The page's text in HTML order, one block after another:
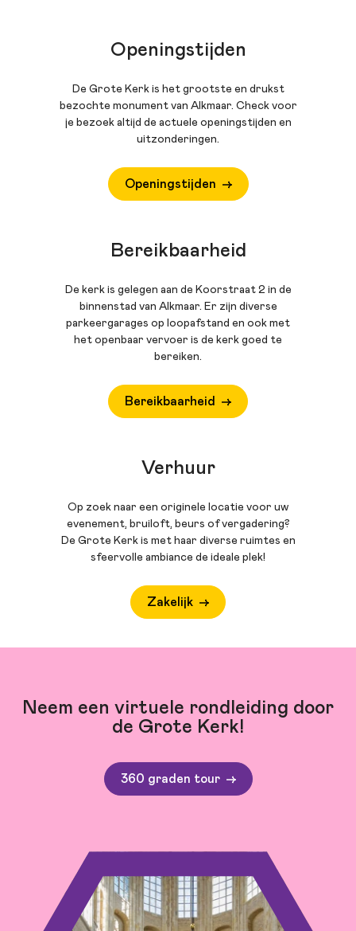
Openingstijden
De Grote Kerk is het grootste en drukst
bezochte monument van Alkmaar. Check voor
je bezoek altijd de actuele openingstijden en
uitzonderingen.
Openingstijden
Bereikbaarheid
De kerk is gelegen aan de Koorstraat 2 in de
binnenstad van Alkmaar. Er zijn diverse
parkeergarages op loopafstand en ook met
het openbaar vervoer is de kerk goed te
bereiken.
Bereikbaarheid
Verhuur
Op zoek naar een originele locatie voor uw
evenement, bruiloft, beurs of vergadering?
De Grote Kerk is met haar diverse ruimtes en
sfeervolle ambiance de ideale plek!
Zakelijk
Neem een virtuele rondleiding door
de Grote Kerk!
360 graden tour